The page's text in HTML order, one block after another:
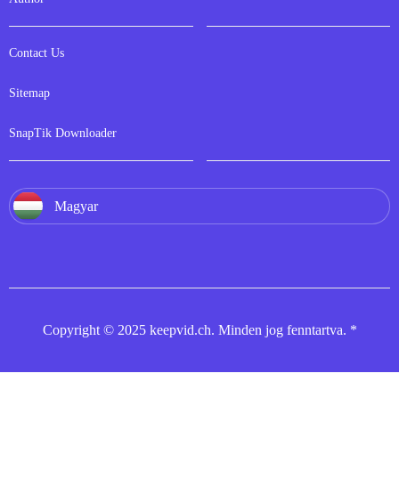
Contact Us
Sitemap
SnapTik Downloader
Magyar
Copyright © 2025 keepvid.ch. Minden jog fenntartva. *